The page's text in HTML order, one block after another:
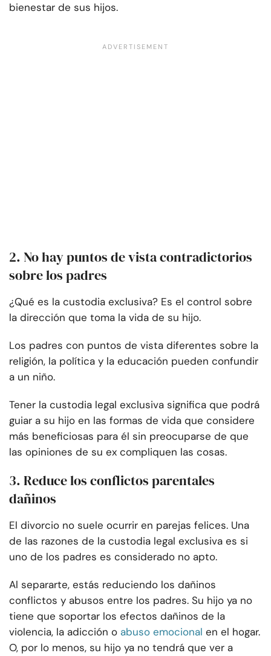
bienestar de sus hijos.
2. No hay puntos de vista contradictorios
sobre los padres
¿Qué es la custodia exclusiva? Es el control sobre
la dirección que toma la vida de su hijo.
Los padres con puntos de vista diferentes sobre la
religión, la política y la educación pueden confundir
a un niño.
Tener la custodia legal exclusiva significa que podrá
guiar a su hijo en las formas de vida que considere
más beneficiosas para él sin preocuparse de que
las opiniones de su ex compliquen las cosas.
3. Reduce los conflictos parentales
dañinos
El divorcio no suele ocurrir en parejas felices. Una
de las razones de la custodia legal exclusiva es si
uno de los padres es considerado no apto.
Al separarte, estás reduciendo los dañinos
conflictos y abusos entre los padres. Su hijo ya no
tiene que soportar los efectos dañinos de la
violencia, la adicción o abuso emocional en el hogar.
O, por lo menos, su hijo ya no tendrá que ver a